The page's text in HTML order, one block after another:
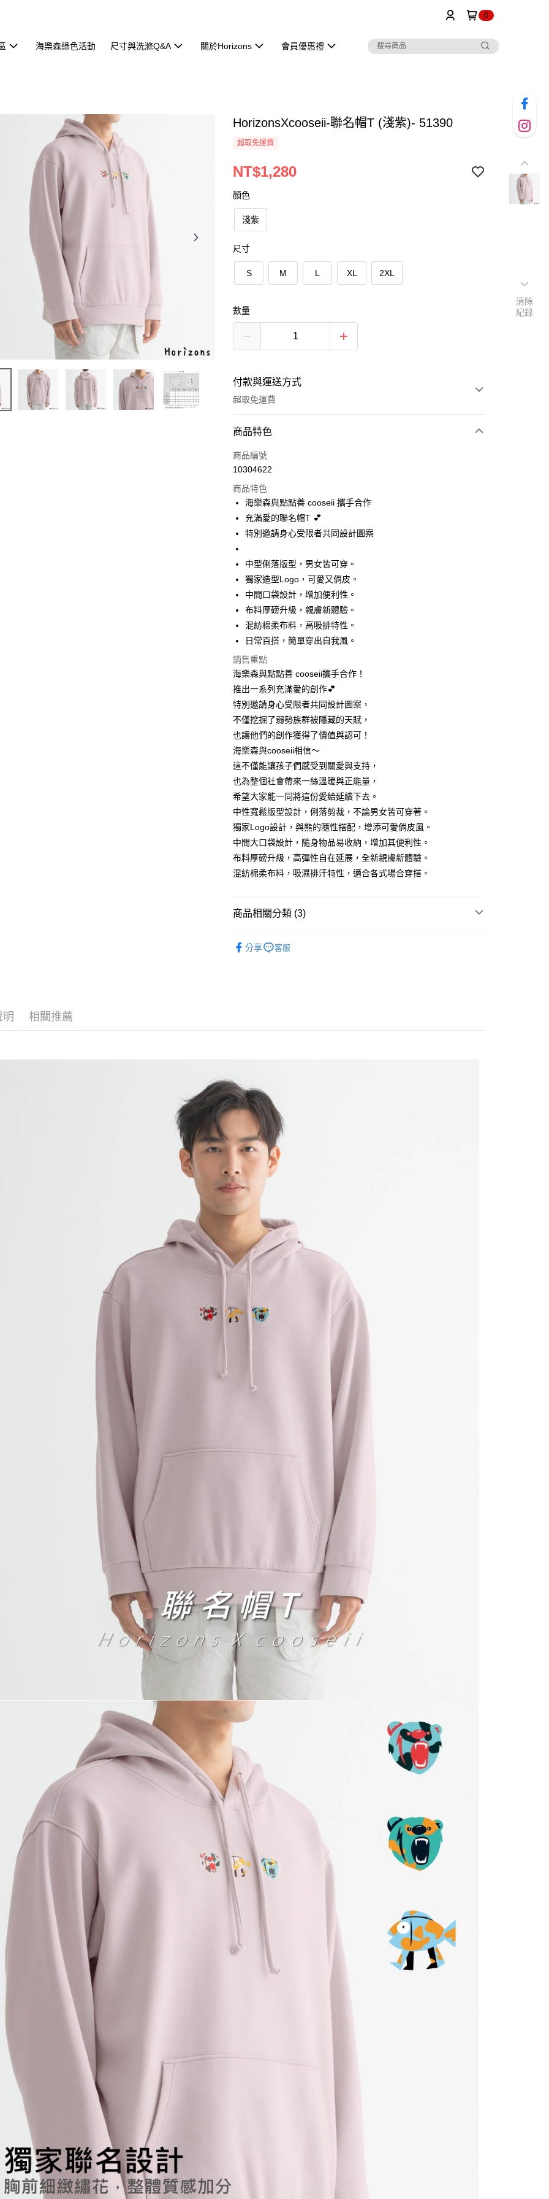
0
海樂森綠色活動 尺寸與洗滌Q&A 關於Horizons 會員優惠禮
HorizonsXcooseii-聯名帽T (淺紫)- 51390
超取免運費
NT$1,280
顏色
淺紫
尺寸
S M L XL 2XL
數量
付款與運送方式
超取免運費
付款方式
信用卡一次付款
LINE Pay
Apple Pay
悠遊付
運送方式
全家取貨付款
免運費
付款後全家取貨
免運費
7-11取貨付款
免運費
付款後7-11取貨
免運費
7-11取貨(快速到店)
免運費
宅配
免運費
商品特色
商品編號
10304622
商品特色
海樂森與點點善 cooseii 攜手合作
充滿愛的聯名帽T 💕
特別邀請身心受限者共同設計圖案
中型俐落版型，男女皆可穿。
獨家造型Logo，可愛又俏皮。
中間口袋設計，增加便利性。
布料厚磅升級，親膚新體驗。
混紡棉柔布料，高吸排特性。
日常百搭，簡單穿出自我風。
銷售重點
海樂森與點點善 cooseii攜手合作！
推出一系列充滿愛的創作💕
特別邀請身心受限者共同設計圖案，
不僅挖掘了弱勢族群被隱藏的天賦，
也讓他們的創作獲得了價值與認可！
海樂森與cooseii相信～
這不僅能讓孩子們感受到關愛與支持，
也為整個社會帶來一絲溫暖與正能量，
希望大家能一同將這份愛給延續下去。
中性寬鬆版型設計，俐落剪裁，不論男女皆可穿著。
獨家Logo設計，與熊的隨性搭配，增添可愛俏皮風。
中間大口袋設計，隨身物品易收納，增加其便利性。
布料厚磅升級，高彈性自在延展，全新親膚新體驗。
混紡棉柔布料，吸濕排汗特性，適合各式場合穿搭。
商品相關分類 (3)
分享 客服
明 相關推薦
清除
紀錄